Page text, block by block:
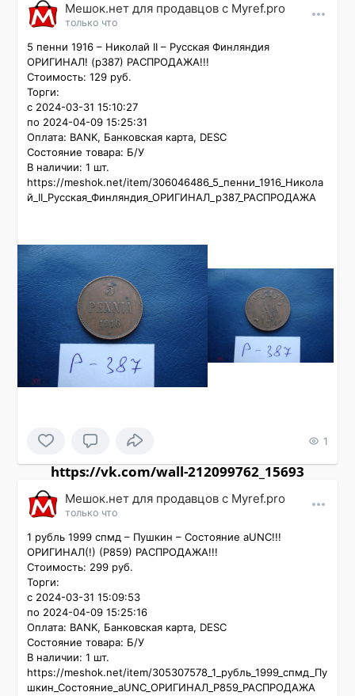
Мешок.нет для продавцов c Myref.pro
только что
5 пенни 1916 – Николай II – Русская Финляндия
ОРИГИНАЛ! (р387) РАСПРОДАЖА!!!
Стоимость: 129 руб.
Торги:
с 2024-03-31 15:10:27
по 2024-04-09 15:25:31
Оплата: BANK, Банковская карта, DESC
Состояние товара: Б/У
В наличии: 1 шт.
https://meshok.net/item/306046486_5_пенни_1916_Никола
й_II_Русская_Финляндия_ОРИГИНАЛ_р387_РАСПРОДАЖА
1
https://vk.com/wall-212099762_15693
Мешок.нет для продавцов c Myref.pro
только что
1 рубль 1999 спмд – Пушкин – Состояние aUNC!!!
ОРИГИНАЛ(!) (P859) РАСПРОДАЖА!!!
Стоимость: 299 руб.
Торги:
с 2024-03-31 15:09:53
по 2024-04-09 15:25:16
Оплата: BANK, Банковская карта, DESC
Состояние товара: Б/У
В наличии: 1 шт.
https://meshok.net/item/305307578_1_рубль_1999_спмд_Пу
шкин_Состояние_aUNC_ОРИГИНАЛ_P859_РАСПРОДАЖА